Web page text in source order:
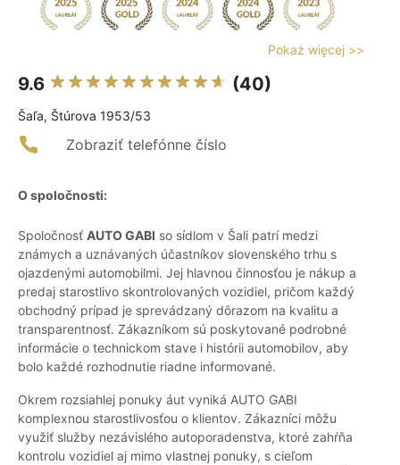
Pokaż więcej >>
9.6 (40)
Šaľa, Štúrova 1953/53
Zobraziť telefónne číslo
O spoločnosti:
Spoločnosť AUTO GABI so sídlom v Šali patrí medzi
známych a uznávaných účastníkov slovenského trhu s
ojazdenými automobilmi. Jej hlavnou činnosťou je nákup a
predaj starostlivo skontrolovaných vozidiel, pričom každý
obchodný prípad je sprevádzaný dôrazom na kvalitu a
transparentnosť. Zákazníkom sú poskytované podrobné
informácie o technickom stave i histórii automobilov, aby
bolo každé rozhodnutie riadne informované.
Okrem rozsiahlej ponuky áut vyniká AUTO GABI
komplexnou starostlivosťou o klientov. Zákazníci môžu
využiť služby nezávislého autoporadenstva, ktoré zahŕňa
kontrolu vozidiel aj mimo vlastnej ponuky, s cieľom